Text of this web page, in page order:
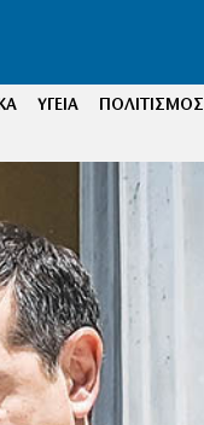
ΥΓΕΙΑ ΠΟΛΙΤΙΣΜΟΣ